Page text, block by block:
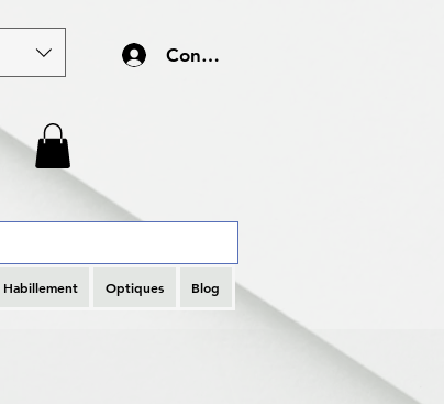
Connexion
Habillement Optiques Blog